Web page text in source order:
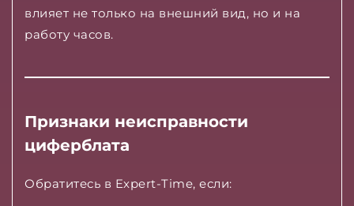
влияет не только на внешний вид, но и на
работу часов.
Признаки неисправности
циферблата
Обратитесь в Expert-Time, если: